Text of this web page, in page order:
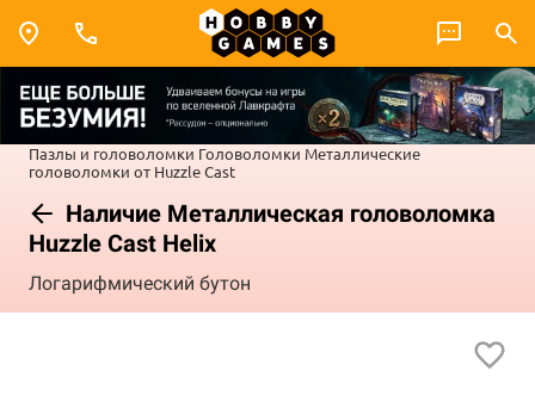
Пазлы и головоломки Головоломки Металлические
головоломки от Huzzle Cast
Наличие Металлическая головоломка
Huzzle Cast Helix
Логарифмический бутон